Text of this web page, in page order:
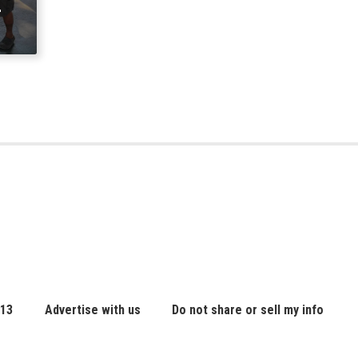
Advertise with us Do not share or sell my info